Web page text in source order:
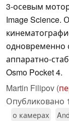
3-осевым
Image
одновременно
аппаратно-
Osmo Pocket 4.
Martin Filipov (
Опубликовано
о камерах